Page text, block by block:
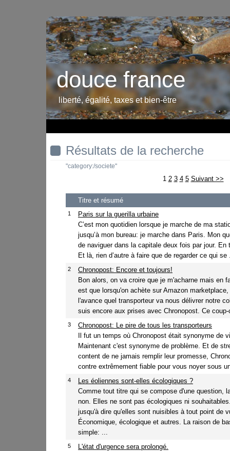
douce france
liberté, égalité, taxes et bien-être
Résultats de la recherche
"category:/societe"
1 2 3 4 5 Suivant >>
Titre et résumé
1
Paris sur la guerilla urbaine
C’est mon quotidien lorsque je marche de ma
jusqu’à mon bureau: je marche dans Paris. Mon
de naviguer dans la capitale deux fois par jour. En
Et là, rien d’autre à faire que de regarder ce qui se
2
Chronopost: Encore et toujours!
Bon alors, on va croire que je m'acharne mais en
est que lorsqu'on achète sur Amazon
l'avance quel transporteur va nous délivrer notre
suis encore aux prises avec Chronopost. Ce
3
Chronopost: Le pire de tous les transporteurs
Il fut un temps où Chronopost était synonyme de
Maintenant c'est synonyme de problème. Et de
content de ne jamais remplir leur promesse,
contre extrêmement fiable pour vous noyer sous
4
Les éoliennes sont-elles écologiques ?
Comme tout titre qui se compose d'une question,
non. Elles ne sont pas écologiques ni
jusqu'à dire qu'elles sont nuisibles à tout point de
Économique, écologique et autres. La raison de
simple: ...
5
L'état d'urgence sera prolongé.